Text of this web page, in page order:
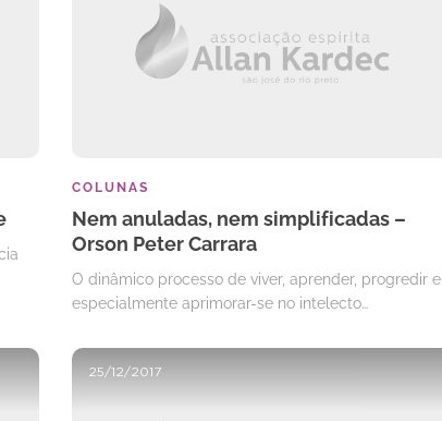
COLUNAS
Nem anuladas, nem simplificadas –
Orson Peter Carrara
O dinâmico processo de viver, aprender, progredir e
especialmente aprimorar-se no intelecto…
25/12/2017